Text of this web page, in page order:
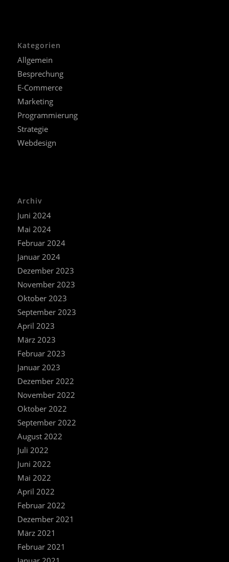
Kategorien
Allgemein
Besprechung
E-Commerce
Marketing
Programmierung
Strategie
Webdesign
Archiv
Juni 2024
Mai 2024
Februar 2024
Januar 2024
Dezember 2023
November 2023
Oktober 2023
September 2023
April 2023
März 2023
Februar 2023
Januar 2023
Dezember 2022
November 2022
Oktober 2022
September 2022
August 2022
Juli 2022
Juni 2022
Mai 2022
April 2022
Februar 2022
Dezember 2021
März 2021
Februar 2021